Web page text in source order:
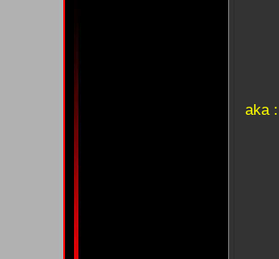
aka